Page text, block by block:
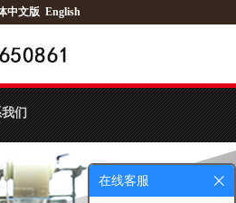
中文版 English
们
在线客服